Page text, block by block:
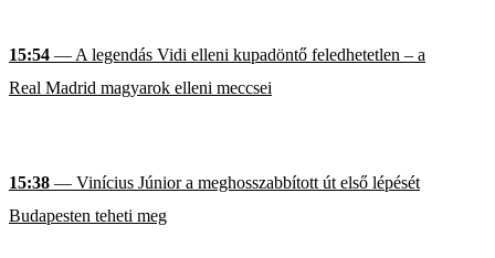
15:54 — A legendás Vidi elleni kupadöntő feledhetetlen – a
Real Madrid magyarok elleni meccsei
15:38 — Vinícius Júnior a meghosszabbított út első lépését
Budapesten teheti meg